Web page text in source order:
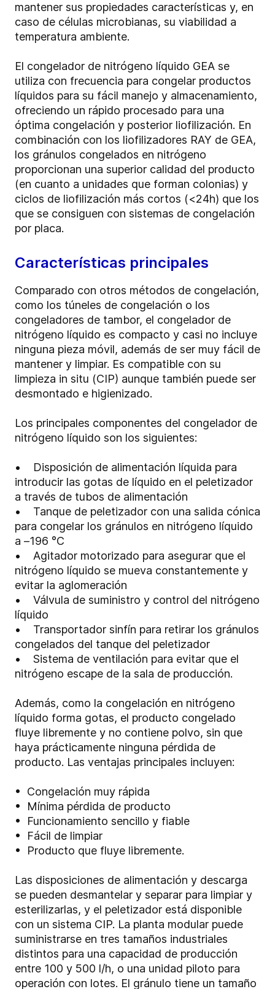
mantener sus propiedades características y, en
caso de células microbianas, su viabilidad a
temperatura ambiente.
El congelador de nitrógeno líquido GEA se
utiliza con frecuencia para congelar productos
líquidos para su fácil manejo y almacenamiento,
ofreciendo un rápido procesado para una
óptima congelación y posterior liofilización. En
combinación con los liofilizadores RAY de GEA,
los gránulos congelados en nitrógeno
proporcionan una superior calidad del producto
(en cuanto a unidades que forman colonias) y
ciclos de liofilización más cortos (<24h) que los
que se consiguen con sistemas de congelación
por placa.
Características principales
Comparado con otros métodos de congelación,
como los túneles de congelación o los
congeladores de tambor, el congelador de
nitrógeno líquido es compacto y casi no incluye
ninguna pieza móvil, además de ser muy fácil de
mantener y limpiar. Es compatible con su
limpieza in situ (CIP) aunque también puede ser
desmontado e higienizado.
Los principales componentes del congelador de
nitrógeno líquido son los siguientes:
• Disposición de alimentación líquida para
introducir las gotas de líquido en el peletizador
a través de tubos de alimentación
• Tanque de peletizador con una salida cónica
para congelar los gránulos en nitrógeno líquido
a –196 °C
• Agitador motorizado para asegurar que el
nitrógeno líquido se mueva constantemente y
evitar la aglomeración
• Válvula de suministro y control del nitrógeno
líquido
• Transportador sinfín para retirar los gránulos
congelados del tanque del peletizador
• Sistema de ventilación para evitar que el
nitrógeno escape de la sala de producción.
Además, como la congelación en nitrógeno
líquido forma gotas, el producto congelado
fluye libremente y no contiene polvo, sin que
haya prácticamente ninguna pérdida de
producto. Las ventajas principales incluyen:
• Congelación muy rápida
• Mínima pérdida de producto
• Funcionamiento sencillo y fiable
• Fácil de limpiar
• Producto que fluye libremente.
Las disposiciones de alimentación y descarga
se pueden desmantelar y separar para limpiar y
esterilizarlas, y el peletizador está disponible
con un sistema CIP. La planta modular puede
suministrarse en tres tamaños industriales
distintos para una capacidad de producción
entre 100 y 500 l/h, o una unidad piloto para
operación con lotes. El gránulo tiene un tamaño